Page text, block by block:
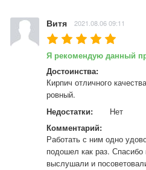
Витя 2021.08.06 09:11
Я рекомендую данный
Достоинства:
Кирпич отличного
ровный.
Недостатки:
Нет
Комментарий:
Работать с ним одно
подошел как раз.
выслушали и